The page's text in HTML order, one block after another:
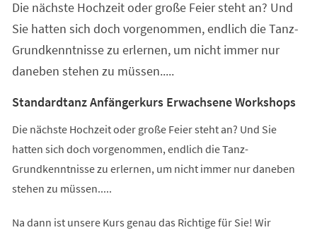
Die nächste Hochzeit oder große Feier steht an? Und
Sie hatten sich doch vorgenommen, endlich die Tanz-
Grundkenntnisse zu erlernen, um nicht immer nur
daneben stehen zu müssen.....
Standardtanz Anfängerkurs Erwachsene Workshops
Die nächste Hochzeit oder große Feier steht an? Und Sie
hatten sich doch vorgenommen, endlich die Tanz-
Grundkenntnisse zu erlernen, um nicht immer nur daneben
stehen zu müssen.....
Na dann ist unsere Kurs genau das Richtige für Sie! Wir